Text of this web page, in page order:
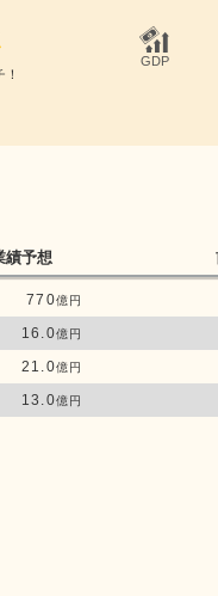
GDP
績予想
770億円
16.0億円
21.0億円
13.0億円